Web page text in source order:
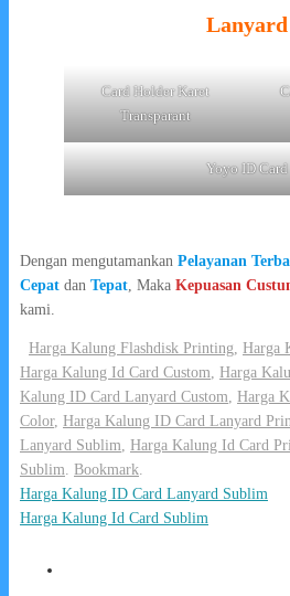
Lanyard
Card Holder Karet
Transparant
Yoyo ID Card
Dengan mengutamankan Pelayanan
Cepat dan Tepat , Maka Kepuasan
kami.
Harga Kalung Flashdisk Printing, Harga
Harga Kalung Id Card Custom, Harga
Kalung ID Card Lanyard Custom, Harga
Color, Harga Kalung ID Card Lanyard
Lanyard Sublim, Harga Kalung Id Card
Sublim. Bookmark.
Harga Kalung ID Card Lanyard Sublim
Harga Kalung Id Card Sublim